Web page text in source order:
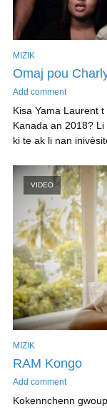
MIZIK
Omaj pou
Add comment
Kisa Yama Laurent
Kanada an 2018?
ki te ak li nan
VIDEO
MIZIK
RAM Kongo
Add comment
Kokennchenn